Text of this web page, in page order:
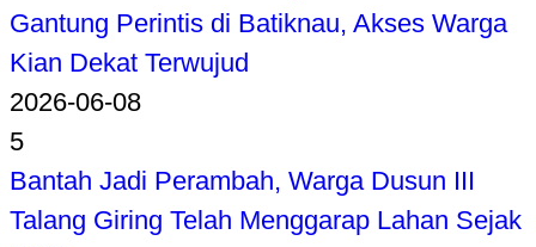
Gantung Perintis di Batiknau, Akses Warga
Kian Dekat Terwujud
2026-06-08
5
Bantah Jadi Perambah, Warga Dusun III
Talang Giring Telah Menggarap Lahan Sejak